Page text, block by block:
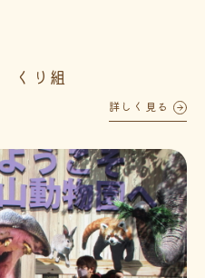
り組
詳しく見る